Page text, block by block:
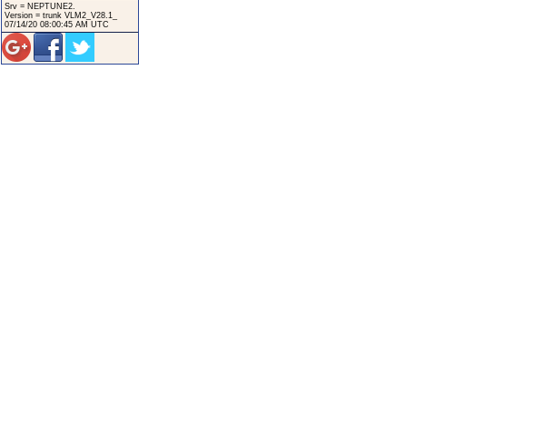
Srv = NEPTUNE2.
Version = trunk VLM2_V28.1_
07/14/20 08:00:45 AM UTC